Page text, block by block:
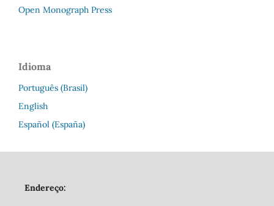
Open Monograph Press
Idioma
Português (Brasil)
English
Español (España)
Endereço: